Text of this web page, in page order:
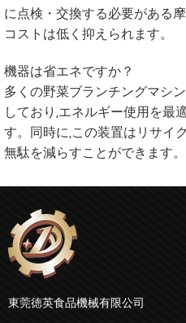
に点検・交換する必要がある
コストは低く抑えられます。
機器は省エネですか？
多くの野菜ブランチングマシ
しており,エネルギー使用を最
す。同時に,この装置はリサイ
無駄を減らすことができます。
東莞徳英食品機械有限公司